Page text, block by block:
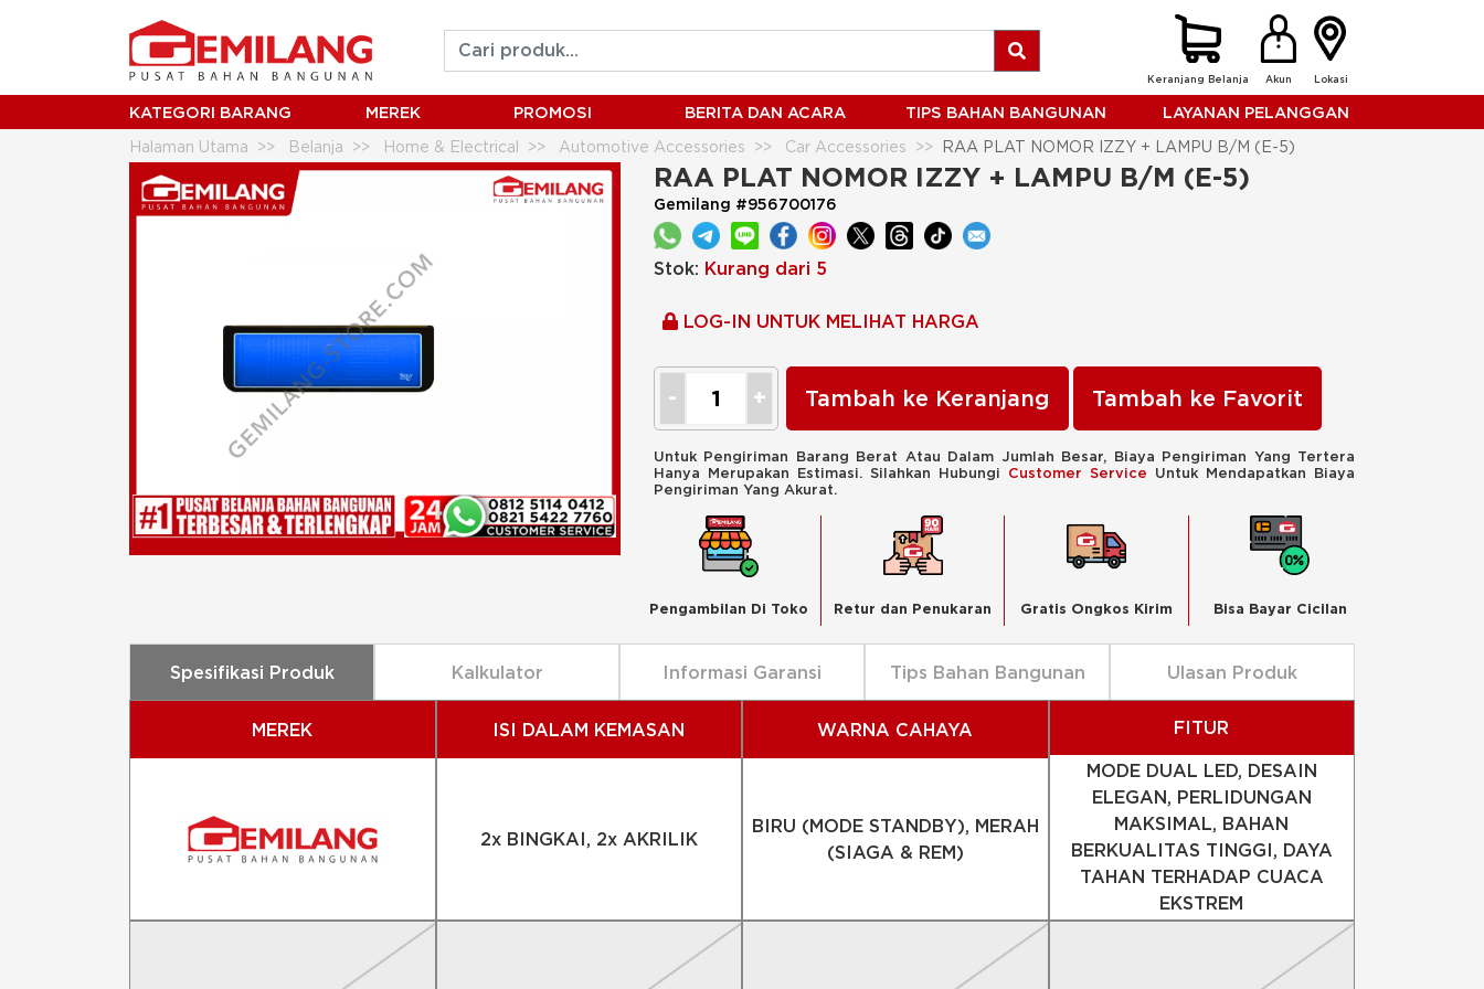
Keranjang Belanja Akun Lokasi
KATEGORI BARANG MEREK PROMOSI BERITA DAN ACARA TIPS BAHAN BANGUNAN LAYANAN PELANGGAN
Halaman Utama Belanja Home & Electrical Automotive Accessories Car Accessories RAA PLAT NOMOR IZZY + LAMPU B/M (E-5)
RAA PLAT NOMOR IZZY + LAMPU B/M (E-5)
Gemilang #956700176
Stok: Kurang dari 5
LOG-IN UNTUK MELIHAT HARGA
Tambah ke Keranjang Tambah ke Favorit
Untuk Pengiriman Barang Berat Atau Dalam Jumlah Besar, Biaya Pengiriman Yang Tertera
Hanya Merupakan Estimasi. Silahkan Hubungi Customer Service Untuk Mendapatkan Biaya
Pengiriman Yang Akurat.
Pengambilan Di Toko Retur dan Penukaran Gratis Ongkos Kirim Bisa Bayar Cicilan
Spesifikasi Produk Kalkulator Informasi Garansi Tips Bahan Bangunan Ulasan Produk
MEREK ISI DALAM KEMASAN
2x BINGKAI, 2x AKRILIK
WARNA CAHAYA
BIRU (MODE STANDBY), MERAH
(SIAGA & REM)
FITUR
MODE DUAL LED, DESAIN
ELEGAN, PERLIDUNGAN
MAKSIMAL, BAHAN
BERKUALITAS TINGGI, DAYA
TAHAN TERHADAP CUACA
EKSTREM